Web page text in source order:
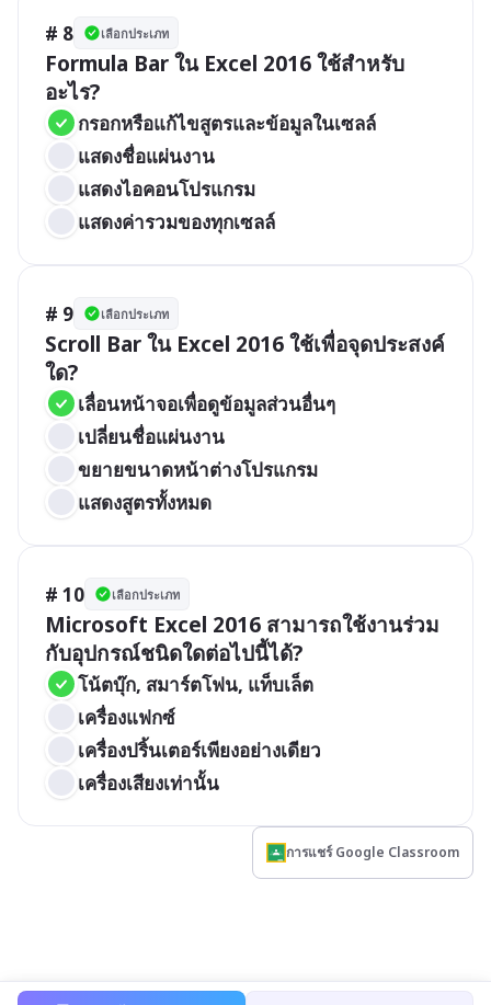
# 8 เลือกประเภท
Formula Bar ใน Excel 2016 ใช้สำหรับ
อะไร?
กรอกหรือแก้ไขสูตรและข้อมูลในเซลล์
แสดงชื่อแผ่นงาน
แสดงไอคอนโปรแกรม
แสดงค่ารวมของทุกเซลล์
# 9 เลือกประเภท
Scroll Bar ใน Excel 2016 ใช้เพื่อจุดประสงค์
ใด?
เลื่อนหน้าจอเพื่อดูข้อมูลส่วนอื่นๆ
เปลี่ยนชื่อแผ่นงาน
ขยายขนาดหน้าต่างโปรแกรม
แสดงสูตรทั้งหมด
# 10 เลือกประเภท
Microsoft Excel 2016 สามารถใช้งานร่วม
กับอุปกรณ์ชนิดใดต่อไปนี้ได้?
โน้ตบุ๊ก, สมาร์ตโฟน, แท็บเล็ต
เครื่องแฟกซ์
เครื่องปริ้นเตอร์เพียงอย่างเดียว
เครื่องเสียงเท่านั้น
การแชร์ Google Classroom